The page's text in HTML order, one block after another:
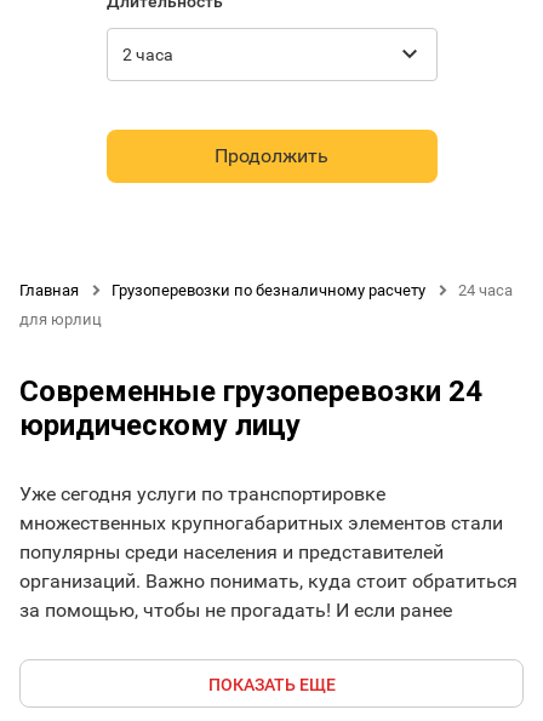
2 часа 
Продолжить
Главная  Грузоперевозки по безналичному расчету  24 часа
для юрлиц
Современные грузоперевозки 24
юридическому лицу
Уже сегодня услуги по транспортировке
множественных крупногабаритных элементов стали
популярны среди населения и представителей
организаций. Важно понимать, куда стоит обратиться
за помощью, чтобы не прогадать! И если ранее
обращались к физическим лицам и частным
перевозчикам за помощью, то сегодня
ПОКАЗАТЬ ЕЩЕ